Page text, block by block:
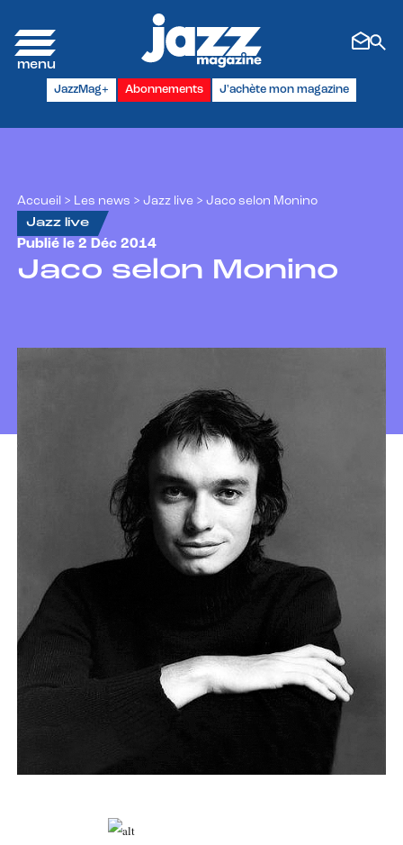
JazzMag+ Abonnements J'achète mon magazine
Accueil > Les news > Jazz live > Jaco selon Monino
Jazz live
Publié le 2 Déc 2014
Jaco selon Monino